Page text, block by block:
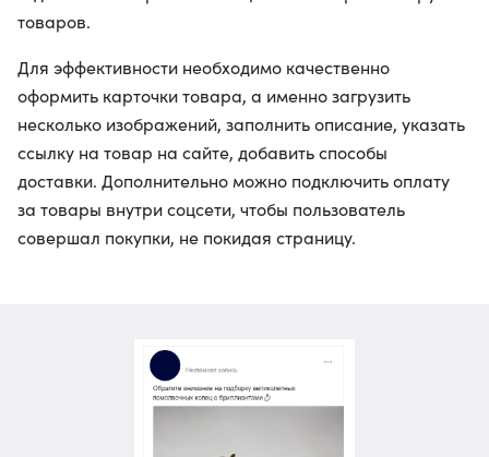
товаров.
Для эффективности необходимо качественно
оформить карточки товара, а именно загрузить
несколько изображений, заполнить описание, указать
ссылку на товар на сайте, добавить способы
доставки. Дополнительно можно подключить оплату
за товары внутри соцсети, чтобы пользователь
совершал покупки, не покидая страницу.